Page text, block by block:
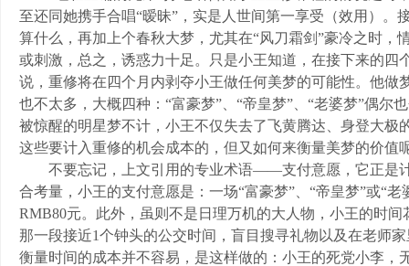
至还同她携手合唱“暧昧”，实是人世间第一享受（效用）
算什么，再加上个春秋大梦，尤其在“风刀霜剑”豪冷之时
或刺激，总之，诱惑力十足。只是小王知道，在接下来的
说，重修将在四个月内剥夺小王做任何美梦的可能性。他
也不太多，大概四种：“富豪梦”、“帝皇梦”、“老婆梦”偶尔
被惊醒的明星梦不计，小王不仅失去了飞黄腾达、身登大
这些要计入重修的机会成本的，但又如何来衡量美梦的价值
不要忘记，上文引用的专业术语——支付意愿，它正是计
合考量，小王的支付意愿是：一场“富豪梦”、“帝皇梦”或“
RMB80元。此外，虽则不是日理万机的大人物，小王的时
那一段接近1个钟头的公交时间，盲目搜寻礼物以及在老师
衡量时间的成本并不容易，是这样做的：小王的死党小李